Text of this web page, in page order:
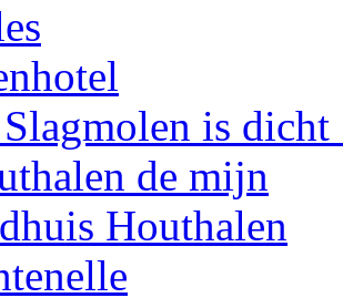
is
de mijn
Houthalen